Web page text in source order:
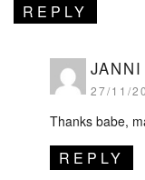
REPLY
JANNI
27/11/
Thanks babe,
REPLY